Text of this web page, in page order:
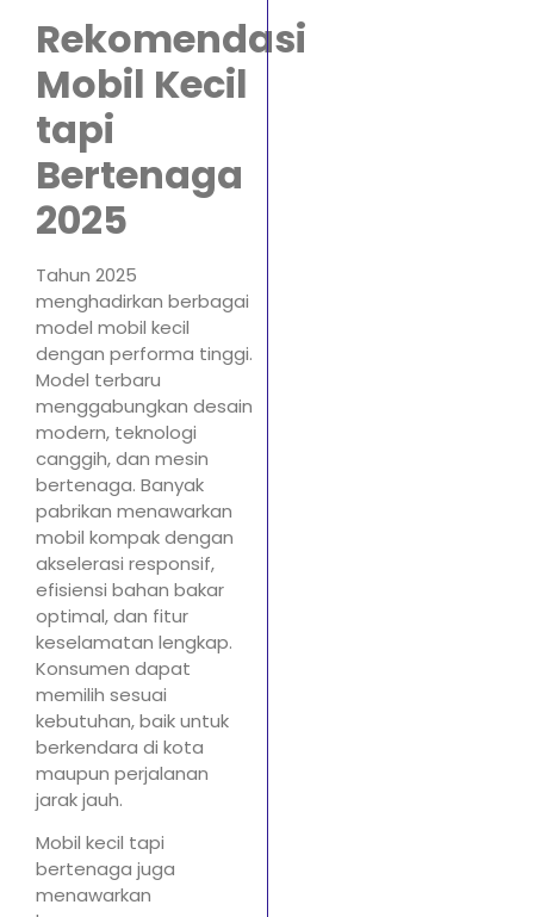
Rekomendasi
Mobil Kecil
tapi
Bertenaga
2025
Tahun 2025
menghadirkan berbagai
model mobil kecil
dengan performa tinggi.
Model terbaru
menggabungkan desain
modern, teknologi
canggih, dan mesin
bertenaga. Banyak
pabrikan menawarkan
mobil kompak dengan
akselerasi responsif,
efisiensi bahan bakar
optimal, dan fitur
keselamatan lengkap.
Konsumen dapat
memilih sesuai
kebutuhan, baik untuk
berkendara di kota
maupun perjalanan
jarak jauh.
Mobil kecil tapi
bertenaga juga
menawarkan